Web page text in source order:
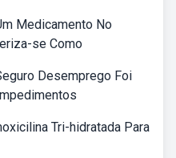
Medicamento No
se Como
Desemprego Foi
Tri-hidratada Para